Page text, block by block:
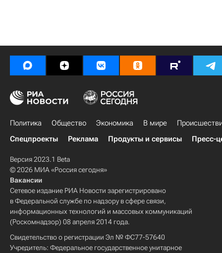
Политика Общество Экономика В мире
Спецпроекты
Реклама Продукты и сервисы Пресс-
Версия 2023.1 Beta
© 2026 МИА «Россия сегодня»
Вакансии
Сетевое издание РИА Новости зарегистрировано
в Федеральной службе по надзору в сфере связи,
информационных технологий и массовых коммуникаций
(Роскомнадзор) 08 апреля 2014 года.
Свидетельство о регистрации Эл № ФС77-57640
Учредитель: Федеральное государственное унитарное